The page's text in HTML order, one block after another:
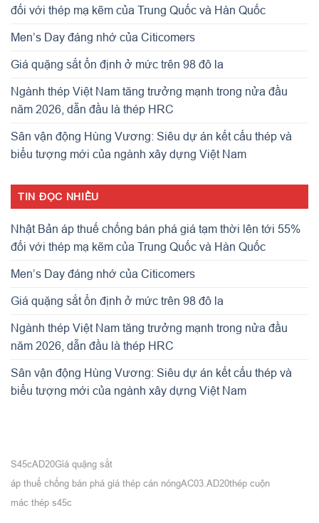
đối với thép mạ kẽm của Trung Quốc và Hàn Quốc
Men’s Day đáng nhớ của Citicomers
Giá quặng sắt ổn định ở mức trên 98 đô la
Ngành thép Việt Nam tăng trưởng mạnh trong nửa đầu
năm 2026, dẫn đầu là thép HRC
Sân vận động Hùng Vương: Siêu dự án kết cấu thép và
biểu tượng mới của ngành xây dựng Việt Nam
TIN ĐỌC NHIỀU
Nhật Bản áp thuế chống bán phá giá tạm thời lên tới 55%
đối với thép mạ kẽm của Trung Quốc và Hàn Quốc
Men’s Day đáng nhớ của Citicomers
Giá quặng sắt ổn định ở mức trên 98 đô la
Ngành thép Việt Nam tăng trưởng mạnh trong nửa đầu
năm 2026, dẫn đầu là thép HRC
Sân vận động Hùng Vương: Siêu dự án kết cấu thép và
biểu tượng mới của ngành xây dựng Việt Nam
S45cAD20Giá quặng sắt
áp thuế chống bán phá giá thép cán nóngAC03.AD20thép cuộn
mác thép s45c